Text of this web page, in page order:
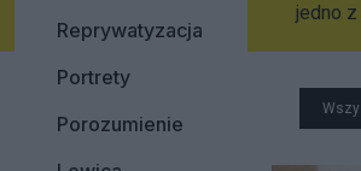
Reprywatyzacja
Portrety
Porozumienie
jedno